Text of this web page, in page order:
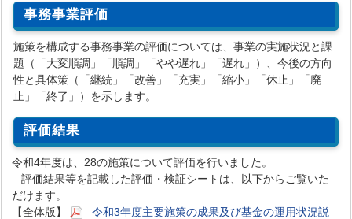
事務事業評価
施策を構成する事務事業の評価については、事業の実施状況と課
題（「大変順調」「順調」「やや遅れ」「遅れ」）、今後の方向
性と具体策（「継続」「改善」「充実」「縮小」「休止」「廃
止」「終了」）を示します。
評価結果
令和4年度は、28の施策について評価を行いました。
評価結果等を記載した評価・検証シートは、以下からご覧いた
だけます。
【全体版】
令和3年度主要施策の成果及び基金の運用状況説